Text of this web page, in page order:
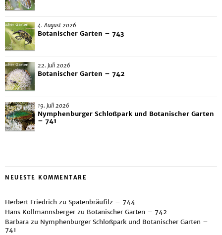
4. August 2026
Botanischer Garten – 743
22. Juli 2026
Botanischer Garten – 742
19. Juli 2026
Nymphenburger Schloßpark und Botanischer Garten
– 741
NEUESTE KOMMENTARE
Herbert Friedrich zu Spatenbräufilz – 744
Hans Kollmannsberger zu Botanischer Garten – 742
Barbara zu Nymphenburger Schloßpark und Botanischer Garten –
741